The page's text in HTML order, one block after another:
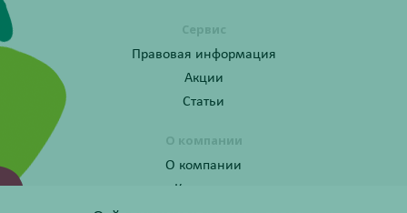
Сервис
Правовая информация
Акции
Статьи
О компании
О компании
Контакты